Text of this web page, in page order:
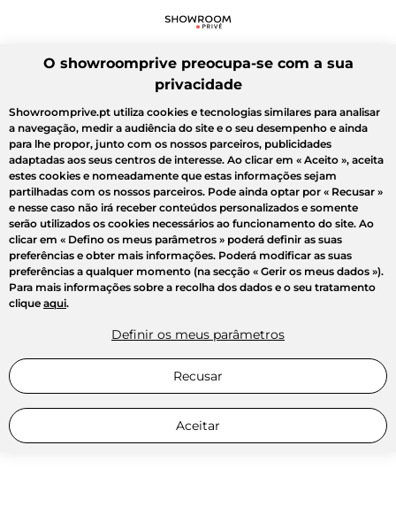
O showroomprive preocupa-se com a sua
privacidade
Showroomprive.pt utiliza cookies e tecnologias similares para analisar
a navegação, medir a audiência do site e o seu desempenho e ainda
para lhe propor, junto com os nossos parceiros, publicidades
adaptadas aos seus centros de interesse. Ao clicar em « Aceito », aceita
estes cookies e nomeadamente que estas informações sejam
partilhadas com os nossos parceiros. Pode ainda optar por « Recusar »
e nesse caso não irá receber conteúdos personalizados e somente
serão utilizados os cookies necessários ao funcionamento do site. Ao
clicar em « Defino os meus parâmetros » poderá definir as suas
preferências e obter mais informações. Poderá modificar as suas
preferências a qualquer momento (na secção « Gerir os meus dados »).
Para mais informações sobre a recolha dos dados e o seu tratamento
clique aqui.
Definir os meus parâmetros
Recusar
Aceitar